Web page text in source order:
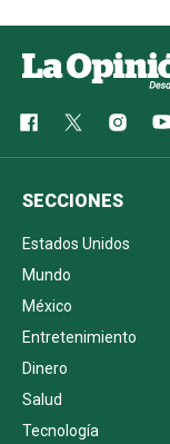
SECCIONES
Estados Unidos
Mundo
México
Entretenimiento
Dinero
Salud
Tecnología